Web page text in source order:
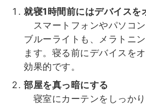
就寝1時間前にはデバイスを
スマートフォンやパソコ
ブルーライトも、メラトニ
ます。寝る前にデバイスを
効果的です。
部屋を真っ暗にする
寝室にカーテンをしっか